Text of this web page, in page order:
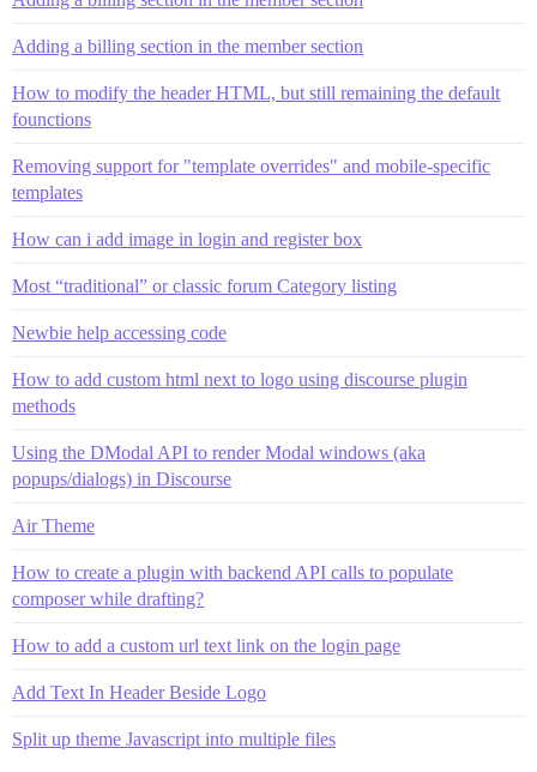
Adding a billing section in the member section
How to modify the header HTML, but still remaining the default
founctions
Removing support for "template overrides" and mobile-specific
templates
How can i add image in login and register box
Most “traditional” or classic forum Category listing
Newbie help accessing code
How to add custom html next to logo using discourse plugin
methods
Using the DModal API to render Modal windows (aka
popups/dialogs) in Discourse
Air Theme
How to create a plugin with backend API calls to populate
composer while drafting?
How to add a custom url text link on the login page
Add Text In Header Beside Logo
Split up theme Javascript into multiple files